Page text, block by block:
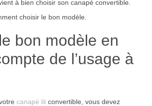
à bien choisir son canapé convertible.
choisir le bon modèle.
bon modèle en
de l’usage à
canapé lit convertible, vous devez